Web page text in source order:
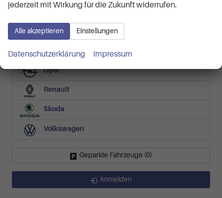
Hyundai
Jeep
Opel
Renault
Skoda
Volkswagen
Geparkte Fahrzeuge (0)
Anmelden
jederzeit mit Wirkung für die Zukunft widerrufen.
Alle akzeptieren Einstellungen
Datenschutzerklärung Impressum